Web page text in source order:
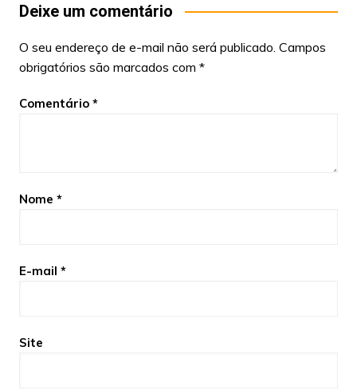
Deixe um comentário
O seu endereço de e-mail não será publicado. Campos
obrigatórios são marcados com *
Comentário *
Nome *
E-mail *
Site